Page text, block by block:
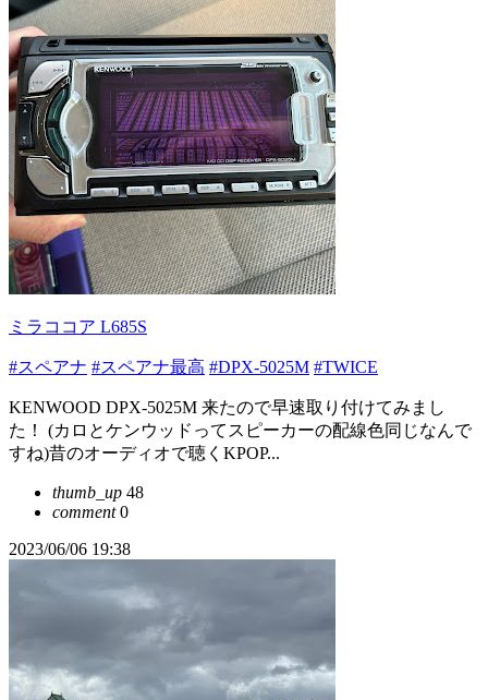
ミラココア L685S
#スペアナ #スペアナ最高 #DPX-5025M #TWICE
KENWOOD DPX-5025M 来たので早速取り付けてみまし
た！ (カロとケンウッドってスピーカーの配線色同じなんで
すね)昔のオーディオで聴くKPOP...
thumb_up 48
comment0
2023/06/06 19:38